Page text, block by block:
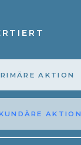
AKTION
AKTION